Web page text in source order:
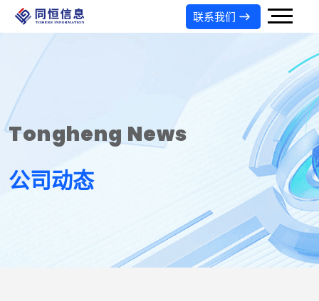
联系我们
Tongheng News
公司动态